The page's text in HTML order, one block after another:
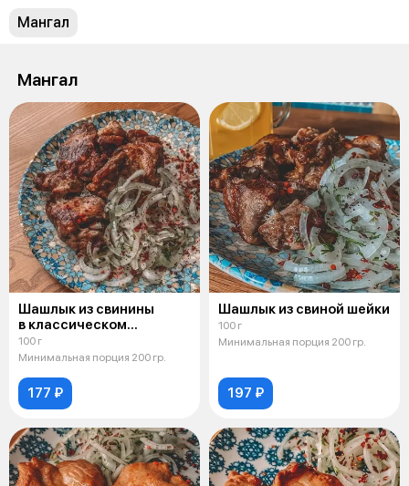
Мангал
Мангал
Шашлык из свинины
в классическом
маринаде
100 г
Минимальная порция 200 гр.
177 ₽
Шашлык из свиной шейки
100 г
Минимальная порция 200 гр.
197 ₽